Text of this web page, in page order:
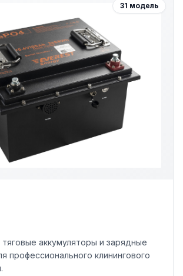
31 модель
аккумуляторы и зарядные
профессионального клинингового